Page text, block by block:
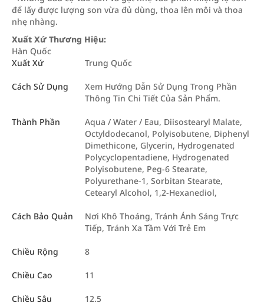
để lấy được lượng son vừa đủ dùng, thoa lên môi và thoa
nhẹ nhàng.
Xuất Xứ Thương Hiệu:
Hàn Quốc
Xuất Xứ
Trung Quốc
Cách Sử Dụng
Xem Hướng Dẫn Sử Dụng Trong Phần
Thông Tin Chi Tiết Của Sản Phẩm.
Thành Phần
Aqua / Water / Eau, Diisostearyl Malate,
Octyldodecanol, Polyisobutene, Diphenyl
Dimethicone, Glycerin, Hydrogenated
Polycyclopentadiene, Hydrogenated
Polyisobutene, Peg-6 Stearate,
Polyurethane-1, Sorbitan Stearate,
Cetearyl Alcohol, 1,2-Hexanediol,
Cách Bảo Quản
Nơi Khô Thoáng, Tránh Ánh Sáng Trực
Tiếp, Tránh Xa Tầm Với Trẻ Em
Chiều Rộng 8
Chiều Cao 11
Chiều Sâu 12.5